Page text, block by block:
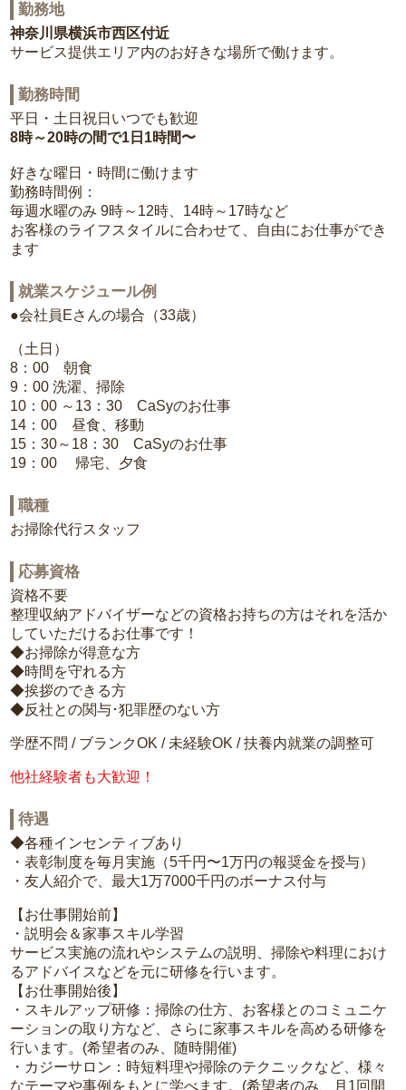
勤務地
神奈川県横浜市西区付近
サービス提供エリア内のお好きな場所で働けます。
勤務時間
平日・土日祝日いつでも歓迎
8時～20時の間で1日1時間〜
好きな曜日・時間に働けます
勤務時間例：
毎週水曜のみ 9時～12時、14時～17時など
お客様のライフスタイルに合わせて、自由にお仕事ができ
ます
就業スケジュール例
●会社員Eさんの場合（33歳）
（土日）
8：00 朝食
9：00 洗濯、掃除
10：00 ～13：30 CaSyのお仕事
14：00 昼食、移動
15：30～18：30 CaSyのお仕事
19：00 帰宅、夕食
職種
お掃除代行スタッフ
応募資格
資格不要
整理収納アドバイザーなどの資格お持ちの方はそれを活か
していただけるお仕事です！
◆お掃除が得意な方
◆時間を守れる方
◆挨拶のできる方
◆反社との関与･犯罪歴のない方
学歴不問 / ブランクOK / 未経験OK / 扶養内就業の調整可
他社経験者も大歓迎！
待遇
◆各種インセンティブあり
・表彰制度を毎月実施（5千円〜1万円の報奨金を授与）
・友人紹介で、最大1万7000千円のボーナス付与
【お仕事開始前】
・説明会＆家事スキル学習
サービス実施の流れやシステムの説明、掃除や料理におけ
るアドバイスなどを元に研修を行います。
【お仕事開始後】
・スキルアップ研修：掃除の仕方、お客様とのコミュニケ
ーションの取り方など、さらに家事スキルを高める研修を
行います。(希望者のみ、随時開催)
・カジーサロン：時短料理や掃除のテクニックなど、様々
なテーマや事例をもとに学べます。(希望者のみ、月1回開